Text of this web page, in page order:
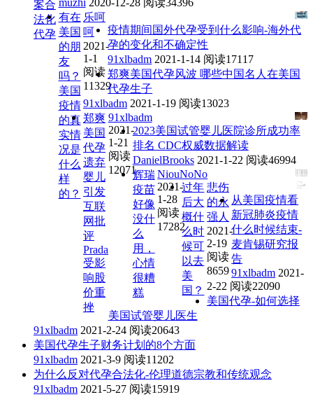
案合
法化
代孕
muzhi 2020-12-28 阅读34396
有在
美国
的朋
友
吗？
美国
疫情
的真
实情
况是
什么
样
的？
乐呵
呵
2021-
1-1
阅读
11329
疫情期间国外代孕受到什么影响-海外代
孕的变化和不确定性
91xlbadm 2021-1-14 阅读17117
郑爽美国代孕风波 哪些中国名人在美国
代孕生子
91xlbadm 2021-1-19 阅读13023
郑爽
美国
代孕
遗弃
婴儿
引发
互联
网批
评
Prada
受影
响股
价重
挫
91xlbadm
2021-
1-21
阅读
12071
2023美国试管婴儿医院诊所成功率
排名 CDC权威数据解读
DanielBrooks 2021-1-22 阅读46994
辉瑞
疫苗
好像
没什
么
用，
心情
很糟
糕
NiouNoNo
2021-
1-28
阅读
17282
过年
后大
概什
么时
候可
以去
美
国？
悲伤
的永
强人
2021-
2-19
阅读
8659
从美国疫情看
新冠肺炎疫情
什么时候结束-
麦肯锡研究报
告
91xlbadm 2021-
2-22 阅读22090
美国代孕-如何选择
美国试管婴儿医生
91xlbadm 2021-2-24 阅读20643
美国代孕生子财务计划的8个方面
91xlbadm 2021-3-9 阅读11202
为什么反对代孕合法化-伦理道德宗教和传统观念
91xlbadm 2021-5-27 阅读15919